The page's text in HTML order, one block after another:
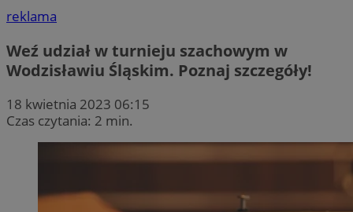
reklama
Weź udział w turnieju szachowym w
Wodzisławiu Śląskim. Poznaj szczegóły!
18 kwietnia 2023 06:15
Czas czytania: 2 min.